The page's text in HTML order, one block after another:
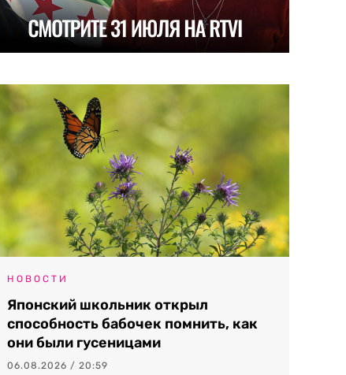
НОВОСТИ
Японский школьник открыл
способность бабочек помнить, как
они были гусеницами
06.08.2026 / 20:59